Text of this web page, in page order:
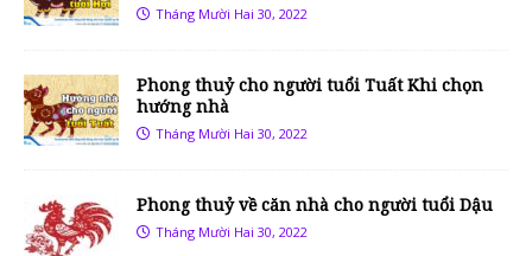
Tháng Mười Hai 30, 2022
Phong thuỷ cho người tuổi Tuất Khi chọn
hướng nhà
Tháng Mười Hai 30, 2022
Phong thuỷ về căn nhà cho người tuổi Dậu
Tháng Mười Hai 30, 2022